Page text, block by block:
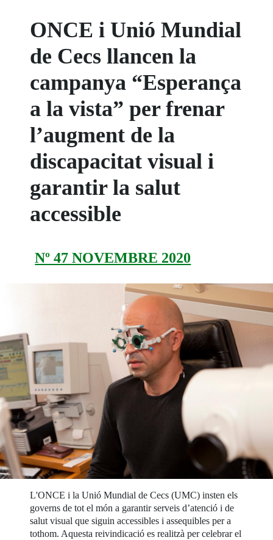
ONCE i Unió Mundial
de Cecs llancen la
campanya “Esperança
a la vista” per frenar
l’augment de la
discapacitat visual i
garantir la salut
accessible
Nº 47 NOVEMBRE 2020
L'ONCE i la Unió Mundial de Cecs (UMC) insten els
governs de tot el món a garantir serveis d’atenció i de
salut visual que siguin accessibles i assequibles per a
tothom. Aquesta reivindicació es realitzà per celebrar el